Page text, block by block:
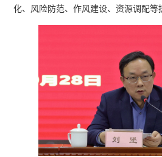
化、风险防范、作风建设、资源调配等